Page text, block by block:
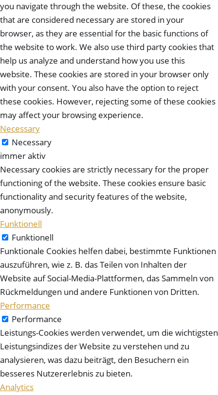
you navigate through the website. Of these, the cookies
that are considered necessary are stored in your
browser, as they are essential for the basic functions of
the website to work. We also use third party cookies that
help us analyze and understand how you use this
website. These cookies are stored in your browser only
with your consent. You also have the option to reject
these cookies. However, rejecting some of these cookies
may affect your browsing experience.
Necessary
Necessary
immer aktiv
Necessary cookies are strictly necessary for the proper
functioning of the website. These cookies ensure basic
functionality and security features of the website,
anonymously.
Funktionell
Funktionell
Funktionale Cookies helfen dabei, bestimmte Funktionen
auszuführen, wie z. B. das Teilen von Inhalten der
Website auf Social-Media-Plattformen, das Sammeln von
Rückmeldungen und andere Funktionen von Dritten.
Performance
Performance
Leistungs-Cookies werden verwendet, um die wichtigsten
Leistungsindizes der Website zu verstehen und zu
analysieren, was dazu beiträgt, den Besuchern ein
besseres Nutzererlebnis zu bieten.
Analytics